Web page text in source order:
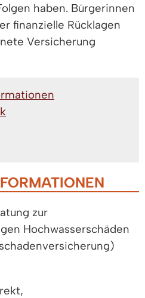
haben. Bürgerinnen
finanzielle Rücklagen
Versicherung
zur
Hochwasserschäden